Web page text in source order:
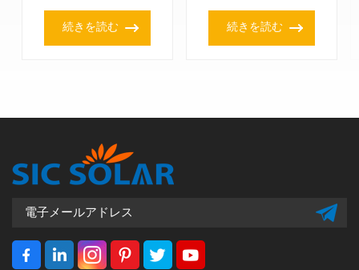
続きを読む 続きを読む